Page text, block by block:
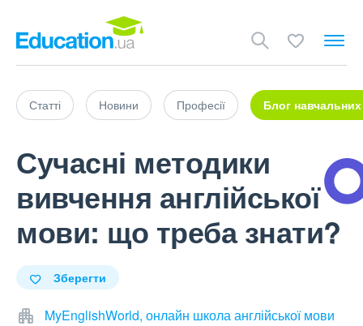
Статті Новини Професії Блог навчальних
Сучасні методики
вивчення англійської
мови: що треба знати?
Зберегти
MyEnglishWorld, онлайн школа англійської мови